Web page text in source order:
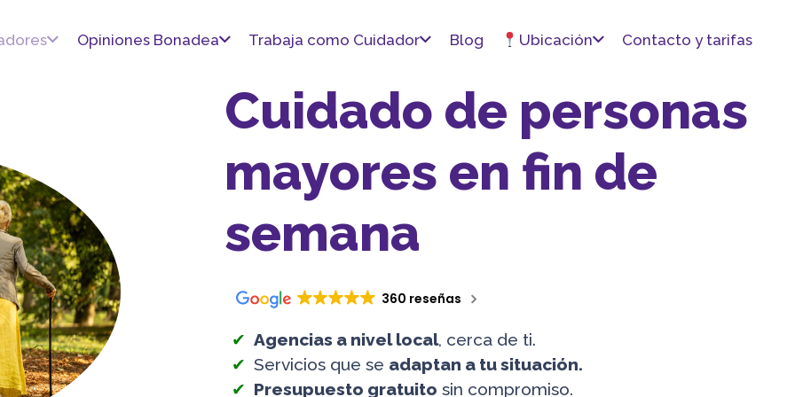
Opiniones Bonadea Trabaja como Cuidador Blog Ubicación Contacto y tarifas
Cuidado de personas
mayores en fin de
semana
360 reseñas
Agencias a nivel local, cerca de ti.
Servicios que se adaptan a tu situación.
Presupuesto gratuito sin compromiso.